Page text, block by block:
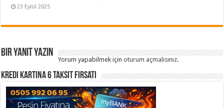
23 Eylül 2025
Bir yanıt yazın
Yorum yapabilmek içinoturum açmalısınız.
Kredi Kartına 6 Taksit Fırsatı